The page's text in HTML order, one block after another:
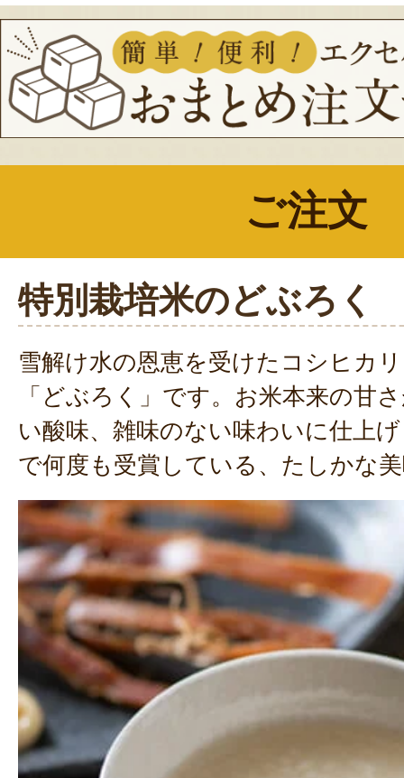
ご注文
特別栽培米のどぶろく
雪解け水の恩恵を受けたコシヒカ
「どぶろく」です。お米本来の甘
い酸味、雑味のない味わいに仕上
で何度も受賞している、たしかな